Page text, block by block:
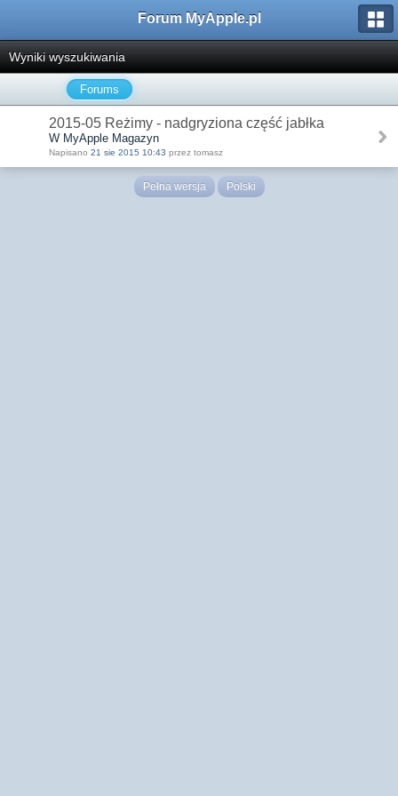
Forum MyApple.pl
Wyniki wyszukiwania
Forums
2015-05 Reżimy - nadgryziona część jabłka
W MyApple Magazyn
Napisano 21 sie 2015 10:43 przez tomasz
Pełna wersja Polski